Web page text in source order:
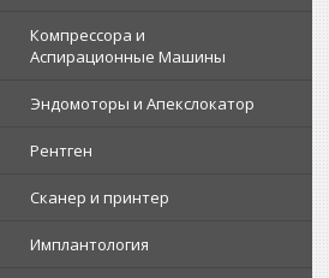
Компрессора и
Аспирационные Машины
Эндомоторы и Апекслокатор
Рентген
Сканер и принтер
Имплантология